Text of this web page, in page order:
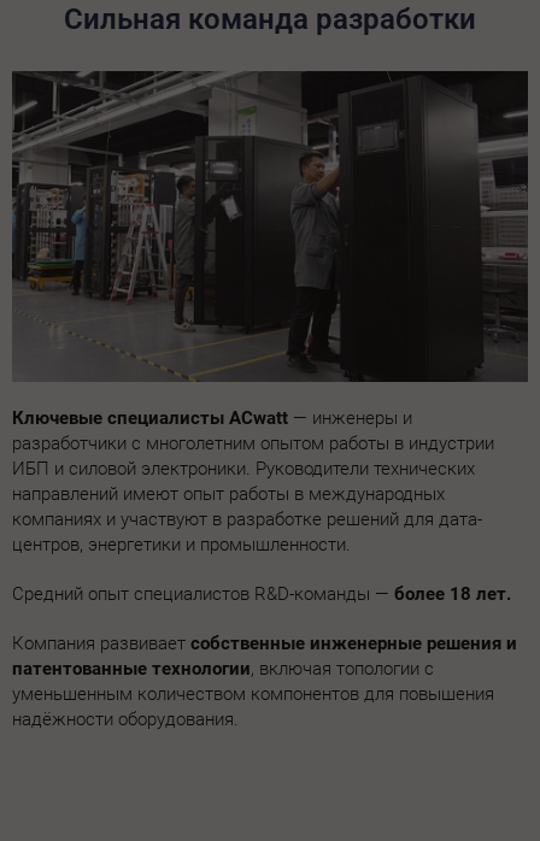
Сильная команда разработки
Ключевые специалисты ACwatt — инженеры и
разработчики с многолетним опытом работы в индустрии
ИБП и силовой электроники. Руководители технических
направлений имеют опыт работы в международных
компаниях и участвуют в разработке решений для дата-
центров, энергетики и промышленности.
Средний опыт специалистов R&D-команды — более 18 лет.
Компания развивает собственные инженерные решения и
патентованные технологии, включая топологии с
уменьшенным количеством компонентов для повышения
надёжности оборудования.